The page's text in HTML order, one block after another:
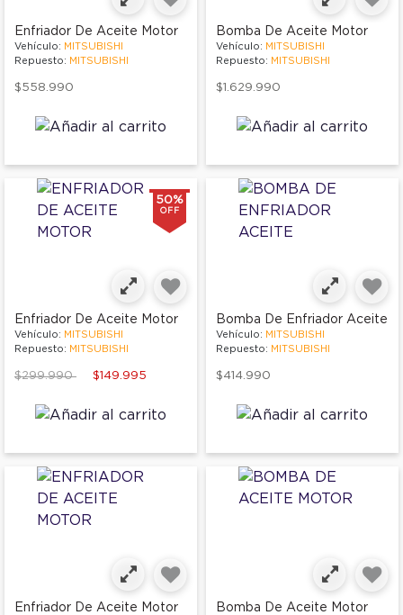
Enfriador De Aceite Motor
Vehículo: MITSUBISHI
Repuesto: MITSUBISHI
$558.990
Bomba De Aceite Motor
Vehículo: MITSUBISHI
Repuesto: MITSUBISHI
$1.629.990
50%
OFF
Enfriador De Aceite Motor
Vehículo: MITSUBISHI
Repuesto: MITSUBISHI
Price reduced from
$299.990to $149.995
Bomba De Enfriador Aceite
Vehículo: MITSUBISHI
Repuesto: MITSUBISHI
$414.990
Enfriador De Aceite Motor Bomba De Aceite Motor